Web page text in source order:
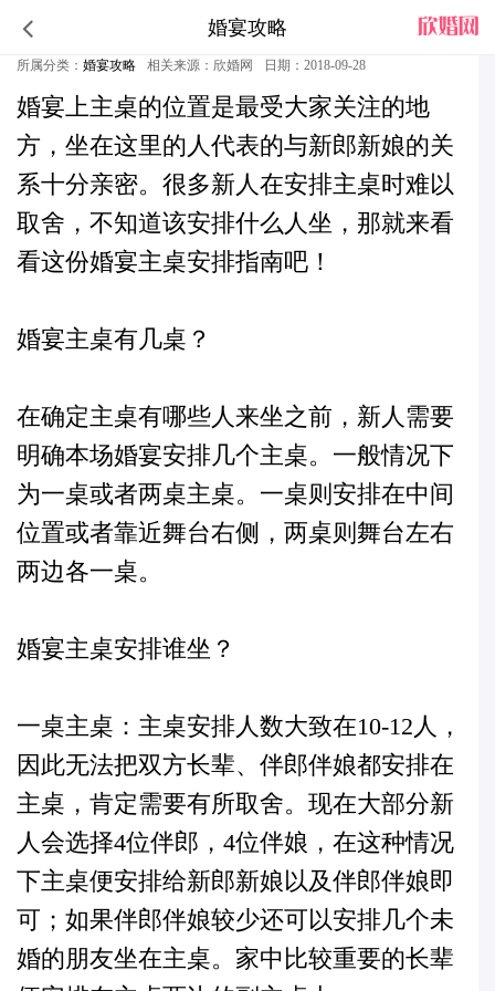
婚宴攻略
婚宴主桌安排什么人坐_婚宴主桌安排原则
所属分类： 婚宴攻略 相关来源：欣婚网 日期：2018-09-28
婚宴上主桌的位置是最受大家关注的地
方，坐在这里的人代表的与新郎新娘的关
系十分亲密。很多新人在安排主桌时难以
取舍，不知道该安排什么人坐，那就来看
看这份婚宴主桌安排指南吧！
婚宴主桌有几桌？
在确定主桌有哪些人来坐之前，新人需要
明确本场婚宴安排几个主桌。一般情况下
为一桌或者两桌主桌。一桌则安排在中间
位置或者靠近舞台右侧，两桌则舞台左右
两边各一桌。
婚宴主桌安排谁坐？
一桌主桌：主桌安排人数大致在10-12人，
因此无法把双方长辈、伴郎伴娘都安排在
主桌，肯定需要有所取舍。现在大部分新
人会选择4位伴郎，4位伴娘，在这种情况
下主桌便安排给新郎新娘以及伴郎伴娘即
可；如果伴郎伴娘较少还可以安排几个未
婚的朋友坐在主桌。家中比较重要的长辈